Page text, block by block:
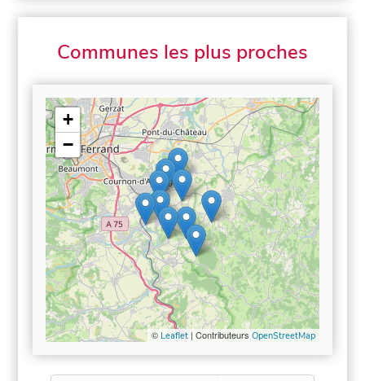
Communes les plus proches
+
−
© Leaflet| Contributeurs OpenStreetMap